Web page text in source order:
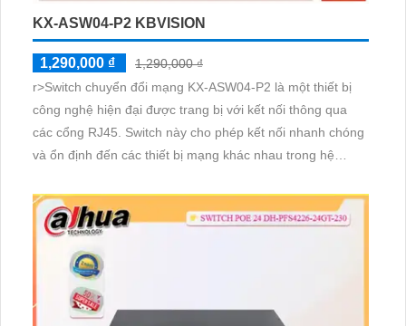
KX-ASW04-P2 KBVISION
1,290,000 ₫
1,290,000 ₫
r>Switch chuyển đổi mạng KX-ASW04-P2 là một thiết bị
công nghệ hiện đại được trang bị với kết nối thông qua
các cổng RJ45. Switch này cho phép kết nối nhanh chóng
và ổn định đến các thiết bị mạng khác nhau trong hệ
hỗ trợ tốc độ truyền dữ liệu cao và đáng tin cậy